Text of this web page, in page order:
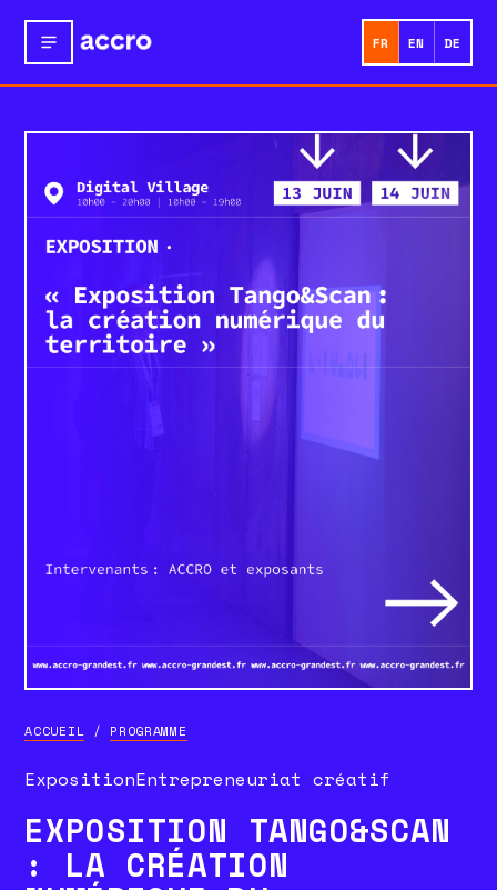
FR EN DE
ACCUEIL / PROGRAMME
ExpositionEntrepreneuriat créatif
EXPOSITION TANGO&SCAN
: LA CRÉATION